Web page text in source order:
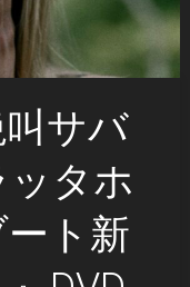
サバ
タホ
ト新